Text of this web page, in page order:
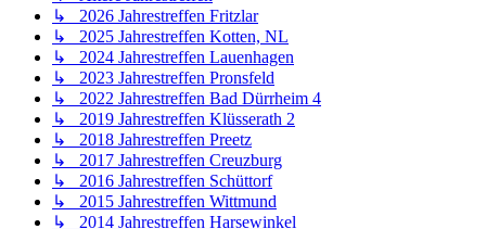
↳ 2026 Jahrestreffen Fritzlar
↳ 2025 Jahrestreffen Kotten, NL
↳ 2024 Jahrestreffen Lauenhagen
↳ 2023 Jahrestreffen Pronsfeld
↳ 2022 Jahrestreffen Bad Dürrheim 4
↳ 2019 Jahrestreffen Klüsserath 2
↳ 2018 Jahrestreffen Preetz
↳ 2017 Jahrestreffen Creuzburg
↳ 2016 Jahrestreffen Schüttorf
↳ 2015 Jahrestreffen Wittmund
↳ 2014 Jahrestreffen Harsewinkel